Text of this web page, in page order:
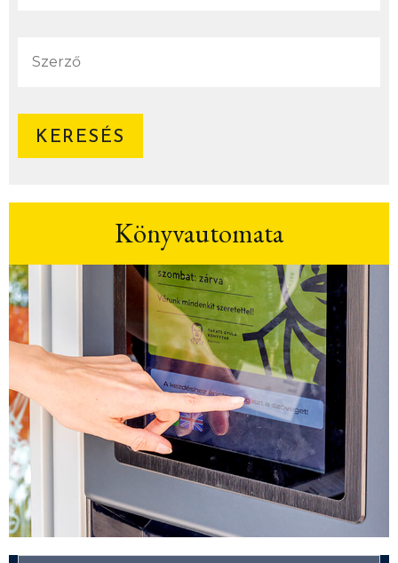
Könyvautomata